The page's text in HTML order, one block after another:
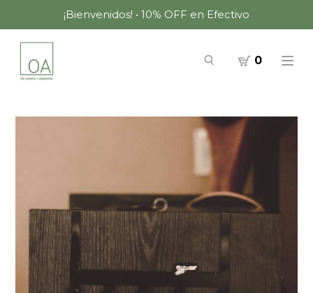
¡Bienvenidos! • 10% OFF en Efectivo
0